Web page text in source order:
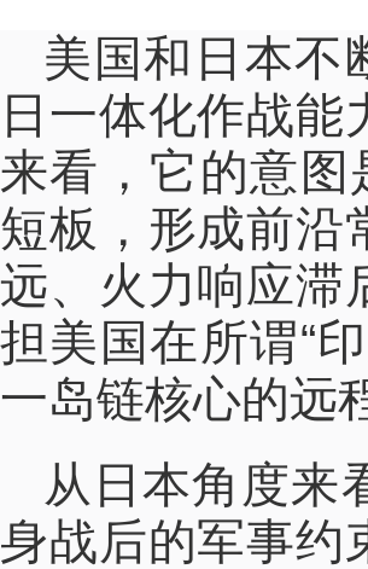
美国和日本不
日一体化作战
来看，它的意图
短板，形成前沿
远、火力响应滞
担美国在所谓“
一岛链核心的远
从日本角度来
身战后的军事约